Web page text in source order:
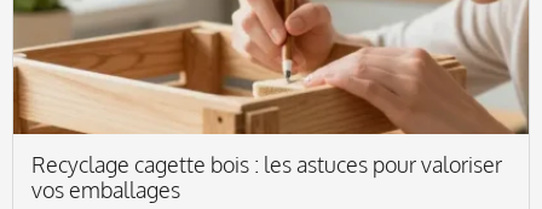
Recyclage cagette bois : les astuces pour valoriser
vos emballages